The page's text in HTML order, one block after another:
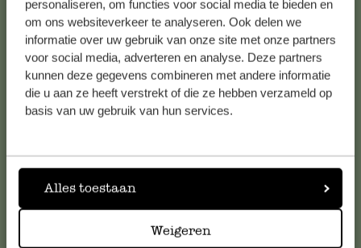
personaliseren, om functies voor social media te bieden en
om ons websiteverkeer te analyseren. Ook delen we
informatie over uw gebruik van onze site met onze partners
voor social media, adverteren en analyse. Deze partners
kunnen deze gegevens combineren met andere informatie
die u aan ze heeft verstrekt of die ze hebben verzameld op
basis van uw gebruik van hun services.
Alles toestaan
Weigeren
Falls Sie Fragen haben oder Tipps und Hilfe brauchen, wenden
Sie sich bitte an unseren Kundenservice. Oder lesen Sie hier
die Antworten aufhäufig gestellte Fragen.
Online-Kundenservice